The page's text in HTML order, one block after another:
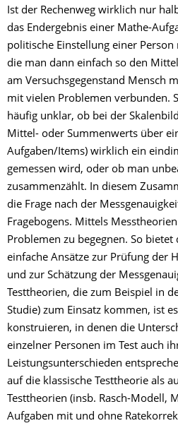
Ist der Rechenweg wirklich nur
das Endergebnis einer Mathe-
politische Einstellung einer
die man dann einfach so den
am Versuchsgegenstand Mensch
mit vielen Problemen verbunden.
häufig unklar, ob bei der
Mittel- oder Summenwerts über
Aufgaben/Items) wirklich ein
gemessen wird, oder ob man
zusammenzählt. In diesem
die Frage nach der
Fragebogens. Mittels
Problemen zu begegnen. So bietet
einfache Ansätze zur Prüfung der
und zur Schätzung der
Testtheorien, die zum Beispiel in
Studie) zum Einsatz kommen, ist
konstruieren, in denen die
einzelner Personen im Test auch
Leistungsunterschieden
auf die klassische Testtheorie als
Testtheorien (insb. Rasch-Modell,
Aufgaben mit und ohne